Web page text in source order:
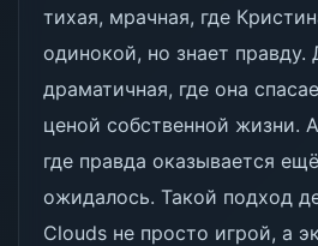
тихая, мрачная, где
одинокой, но знает
драматичная, где она
ценой собственной жизни.
где правда оказывается
ожидалось. Такой подход
Clouds не просто игрой, а